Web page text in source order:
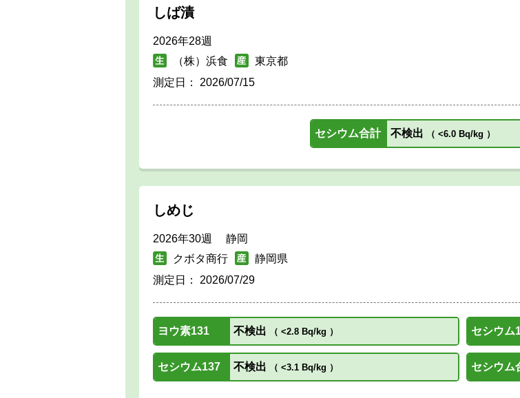
しば漬
2026年28週
（株）浜食
東京都
測定日： 2026/07/15
セシウム合計 不検出 （ <6.0 Bq/kg ）
しめじ
2026年30週 静岡
クボタ商行
静岡県
測定日： 2026/07/29
ヨウ素131 不検出 （ <2.8 Bq/kg ） セシウム
セシウム137 不検出 （ <3.1 Bq/kg ） セシウム